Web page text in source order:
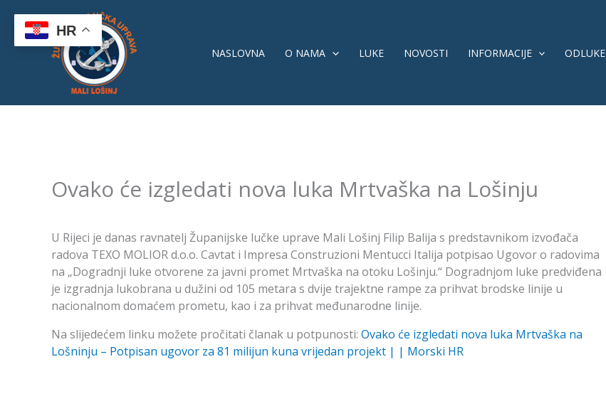
content
NASLOVNA O NAMA LUKE NOVOSTI INFORMACIJE ODLUKE
Ovako će izgledati nova luka Mrtvaška na Lošinju
U Rijeci je danas ravnatelj Županijske lučke uprave Mali Lošinj Filip Balija s predstavnikom izvođača
radova TEXO MOLIOR d.o.o. Cavtat i Impresa Construzioni Mentucci Italija potpisao Ugovor o radovima
na „Dogradnji luke otvorene za javni promet Mrtvaška na otoku Lošinju.“ Dogradnjom luke predviđena
je izgradnja lukobrana u dužini od 105 metara s dvije trajektne rampe za prihvat brodske linije u
nacionalnom domaćem prometu, kao i za prihvat međunarodne linije.
Na slijedećem linku možete pročitati članak u potpunosti: Ovako će izgledati nova luka Mrtvaška na
Lošninju – Potpisan ugovor za 81 milijun kuna vrijedan projekt | | Morski HR
HR